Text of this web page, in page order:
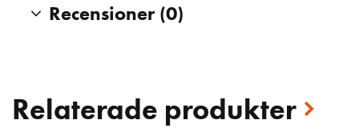
Recensioner (0)
Relaterade produkter